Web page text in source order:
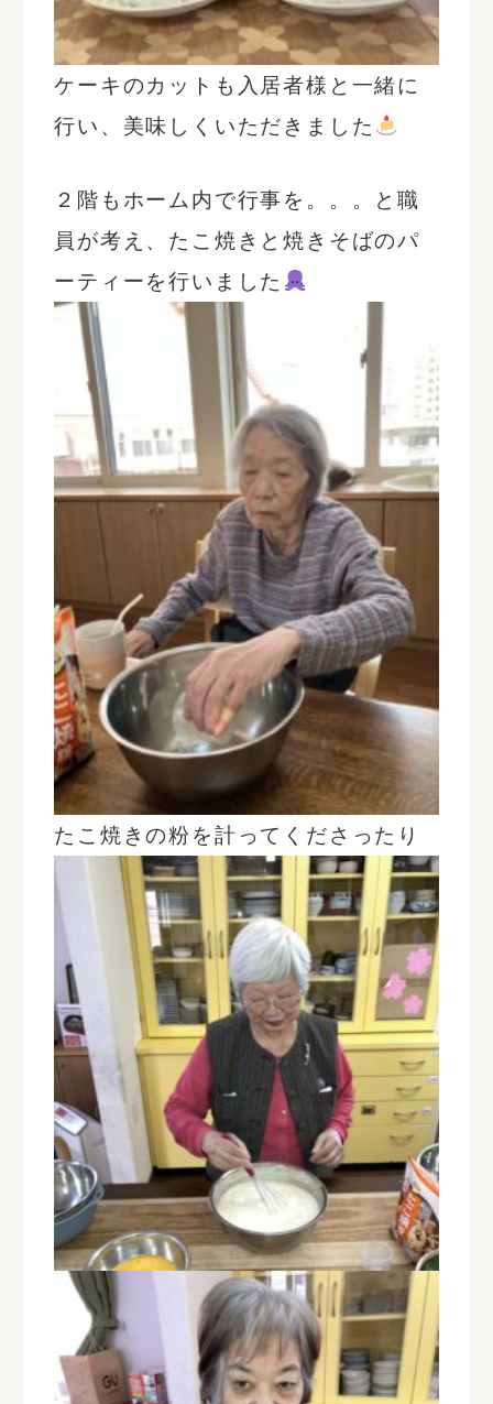
ケーキのカットも入居者様と一緒に
行い、美味しくいただきました
２階もホーム内で行事を。。。と職
員が考え、たこ焼きと焼きそばのパ
ーティーを行いました
たこ焼きの粉を計ってくださったり